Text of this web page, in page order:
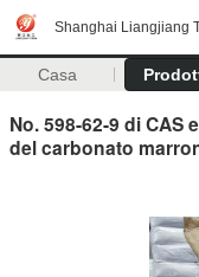
Shanghai Liangjiang
Casa
No. 598-62-9 di
del carbonato